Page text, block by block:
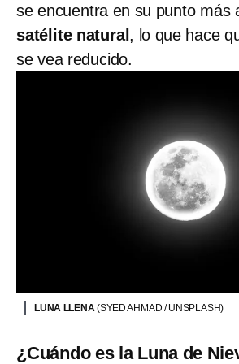
se encuentra en su punto más
satélite natural , lo que hace
se vea reducido.
LUNA LLENA (SYED AHMAD / UNSPLASH)
¿Cuándo es la Luna de